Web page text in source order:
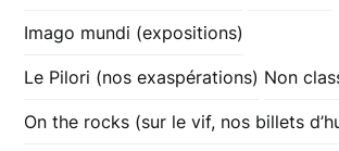
Imago mundi (expositions)
Le Pilori (nos exaspérations) Non
On the rocks (sur le vif, nos billets